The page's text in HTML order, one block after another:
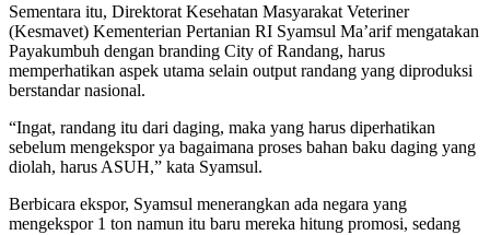
Sementara itu, Direktorat Kesehatan Masyarakat Veteriner
(Kesmavet) Kementerian Pertanian RI Syamsul Ma’arif mengatakan
Payakumbuh dengan branding City of Randang, harus
memperhatikan aspek utama selain output randang yang diproduksi
berstandar nasional.
“Ingat, randang itu dari daging, maka yang harus diperhatikan
sebelum mengekspor ya bagaimana proses bahan baku daging yang
diolah, harus ASUH,” kata Syamsul.
Berbicara ekspor, Syamsul menerangkan ada negara yang
mengekspor 1 ton namun itu baru mereka hitung promosi, sedang